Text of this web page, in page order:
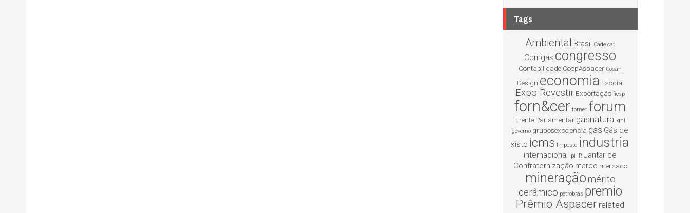
Tags
Ambiental Brasil Cade cat
Comgás congresso
Contabilidade CoopAspacer Cosan
Design economia Esocial
Expo Revestir Exportação fiesp
forn&cer fornec forum
Frente Parlamentar gasnatural gnl
governo gruposexcelencia gás Gás de
xisto icms Imposto industria
internacional ipi IR Jantar de
Confraternização marco mercado
mineração mérito
cerâmico petrobrás premio
Prêmio Aspacer related